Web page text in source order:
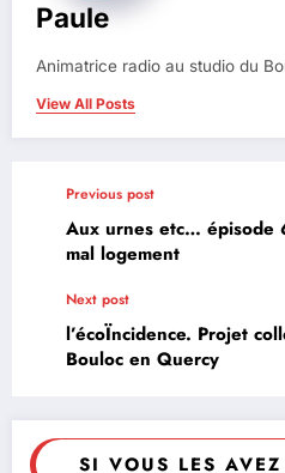
Paule
Animatrice radio au studio du
View All Posts
Previous post
Aux urnes etc… épisode
mal logement
Next post
l’écoÏncidence. Projet
Bouloc en Quercy
SI VOUS LES